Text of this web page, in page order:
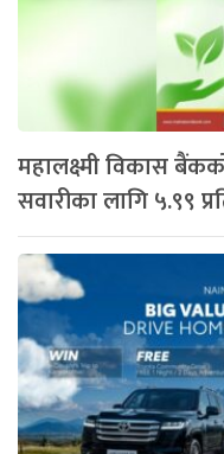
महालक्ष्मी विकास
सवारीका लागि ५.९९